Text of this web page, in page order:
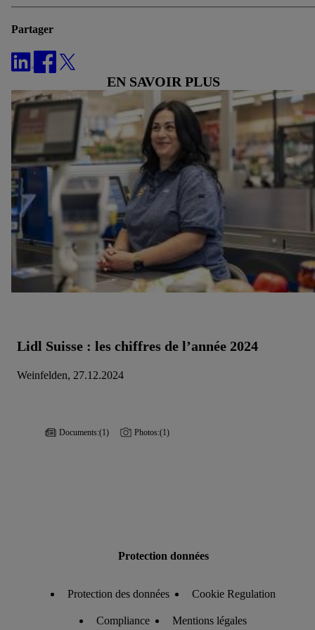
Partager
EN SAVOIR PLUS
Lidl Suisse : les chiffres de l’année 2024
Weinfelden, 27.12.2024
Documents:(1) Photos:(1)
Protection données
Protection des données Cookie Regulation
Compliance Mentions légales
pour l’ensemble des finalités mentionnées ci-dessus. Tu
trouveras de plus amples informations, notamment sur la durée
de conservation des données et sur ton droit de révoquer ton
consentement à tout moment avec effet pour l’avenir, dans
notredéclaration de confidentialité.Pour consulter les
mentions légales, c’est ici.